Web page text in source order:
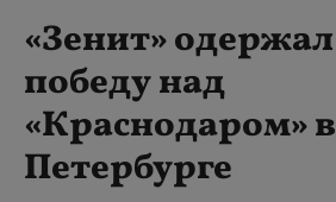
«Зенит»
победу над
«Краснодаром» в
Петербурге